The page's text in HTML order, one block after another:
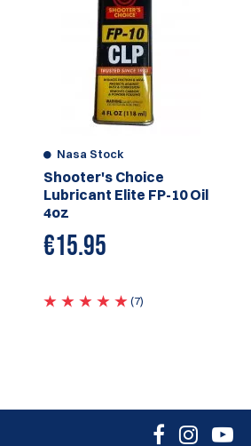
Nasa Stock
Shooter's Choice
Lubricant Elite FP-10 Oil
4oz
€15.95
(7)